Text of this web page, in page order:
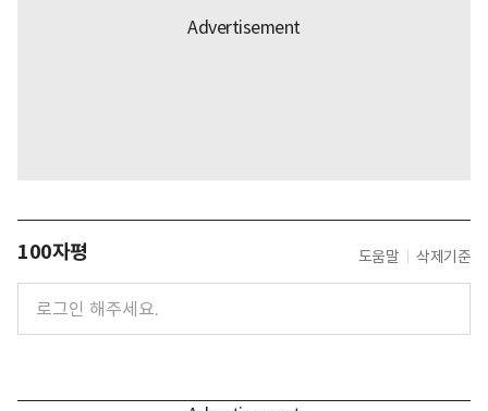
100자평 도움말 삭제기준